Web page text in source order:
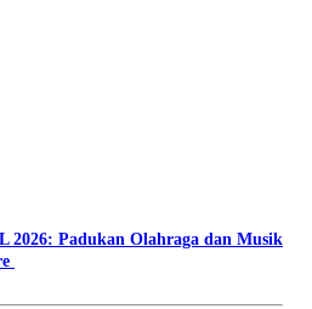
2026: Padukan Olahraga dan Musik